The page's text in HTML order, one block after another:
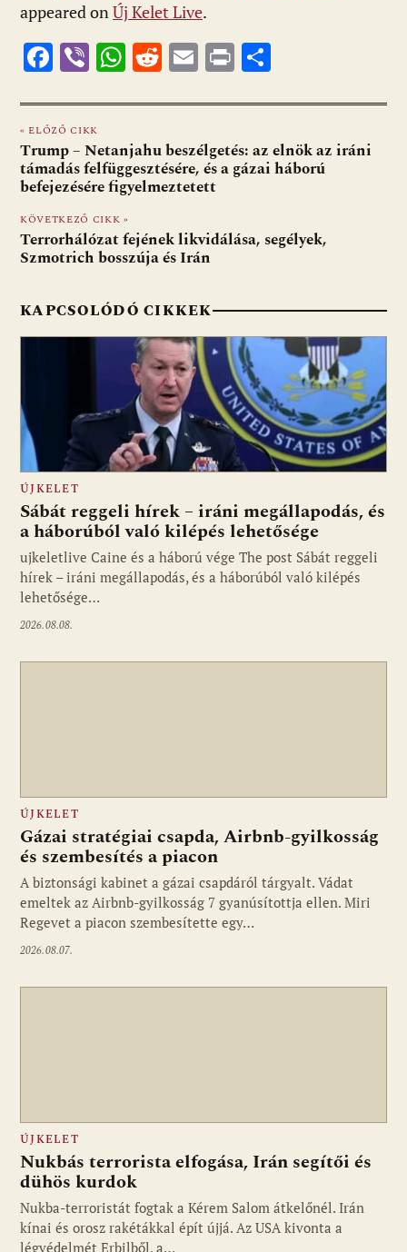
appeared on Új Kelet Live.
F
e
b
o
o
k
Vi
er
W
at
s
A
p
p
R
d
di
t
E
ai
l
Pr
t za
m
e
« ELŐZŐ CIKK
Trump – Netanjahu beszélgetés: az elnök az iráni
támadás felfüggesztésére, és a gázai háború
befejezésére figyelmeztetett
KÖVETKEZŐ CIKK »
Terrorhálózat fejének likvidálása, segélyek,
Szmotrich bosszúja és Irán
KAPCSOLÓDÓ CIKKEK
Fotó: ujkelet.live
ÚJKELET
Sábát reggeli hírek – iráni megállapodás, és
a háborúból való kilépés lehetősége
ujkeletlive Caine és a háború vége The post Sábát reggeli
hírek – iráni megállapodás, és a háborúból való kilépés
lehetősége…
2026.08.08.
ÚJKELET
Gázai stratégiai csapda, Airbnb-gyilkosság
és szembesítés a piacon
A biztonsági kabinet a gázai csapdáról tárgyalt. Vádat
emeltek az Airbnb-gyilkosság 7 gyanúsítottja ellen. Miri
Regevet a piacon szembesítette egy…
2026.08.07.
ÚJKELET
Nukbás terrorista elfogása, Irán segítői és
dühös kurdok
Nukba-terroristát fogtak a Kérem Salom átkelőnél. Irán
kínai és orosz rakétákkal épít újjá. Az USA kivonta a
légvédelmét Erbilből, a…